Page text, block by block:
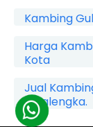
Kambing
Harga Kambing Guling
Kota
Jual
Cicalengka.